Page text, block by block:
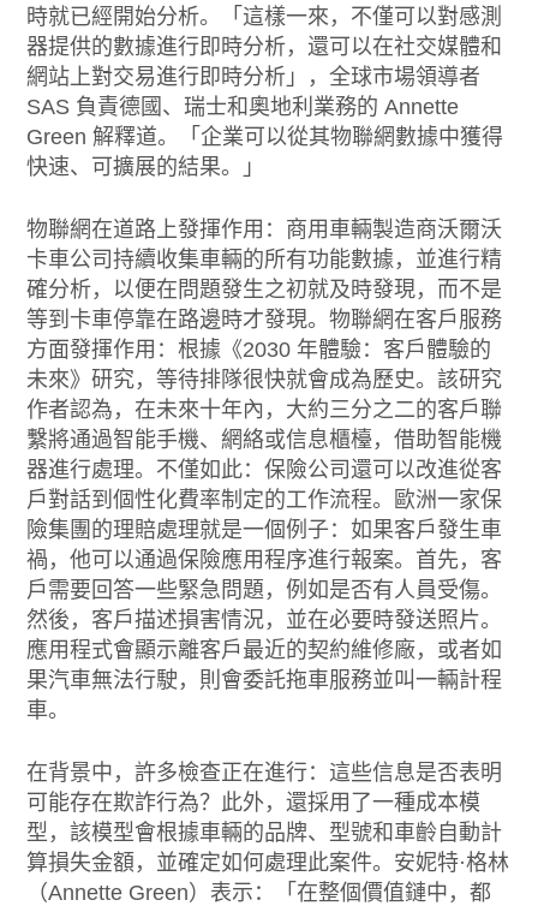
時就已經開始分析。「這樣一來，不僅可以對感測
器提供的數據進行即時分析，還可以在社交媒體和
網站上對交易進行即時分析」，全球市場領導者
SAS 負責德國、瑞士和奧地利業務的 Annette
Green 解釋道。「企業可以從其物聯網數據中獲得
快速、可擴展的結果。」
物聯網在道路上發揮作用：商用車輛製造商沃爾沃
卡車公司持續收集車輛的所有功能數據，並進行精
確分析，以便在問題發生之初就及時發現，而不是
等到卡車停靠在路邊時才發現。物聯網在客戶服務
方面發揮作用：根據《2030 年體驗：客戶體驗的
未來》研究，等待排隊很快就會成為歷史。該研究
作者認為，在未來十年內，大約三分之二的客戶聯
繫將通過智能手機、網絡或信息櫃檯，借助智能機
器進行處理。不僅如此：保險公司還可以改進從客
戶對話到個性化費率制定的工作流程。歐洲一家保
險集團的理賠處理就是一個例子：如果客戶發生車
禍，他可以通過保險應用程序進行報案。首先，客
戶需要回答一些緊急問題，例如是否有人員受傷。
然後，客戶描述損害情況，並在必要時發送照片。
應用程式會顯示離客戶最近的契約維修廠，或者如
果汽車無法行駛，則會委託拖車服務並叫一輛計程
車。
在背景中，許多檢查正在進行：這些信息是否表明
可能存在欺詐行為？此外，還採用了一種成本模
型，該模型會根據車輛的品牌、型號和車齡自動計
算損失金額，並確定如何處理此案件。安妮特·格林
（Annette Green）表示：「在整個價值鏈中，都